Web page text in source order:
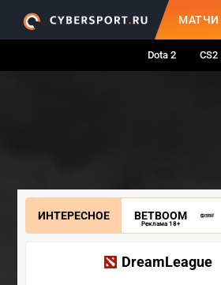
МАТЧИ
Dota 2 CS2
ИНТЕРЕСНОЕ BETBOOM
Реклама 18+
DreamLeague